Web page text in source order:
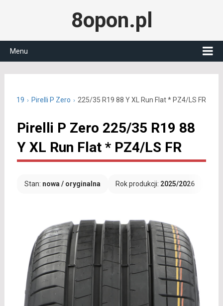
8opon.pl
Menu
R19 Pirelli P Zero 225/35 R19 88 Y XL Run Flat * PZ4/LS FR
Pirelli P Zero 225/35 R19 88
Y XL Run Flat * PZ4/LS FR
Stan: nowa / oryginalna Rok produkcji: 2025/2026